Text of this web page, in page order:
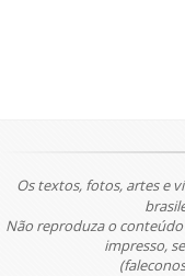
Os textos, fotos, artes e
Não reproduza o
impresso,